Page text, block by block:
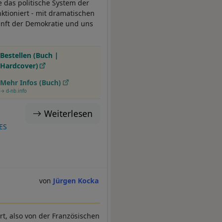
das politische System der
- mit dramatischen
der Demokratie und uns
Bestellen (Buch |
Hardcover)
Mehr Infos (Buch)
→ d-nb.info
Weiterlesen
Jürgen Kocka
also von der Französischen